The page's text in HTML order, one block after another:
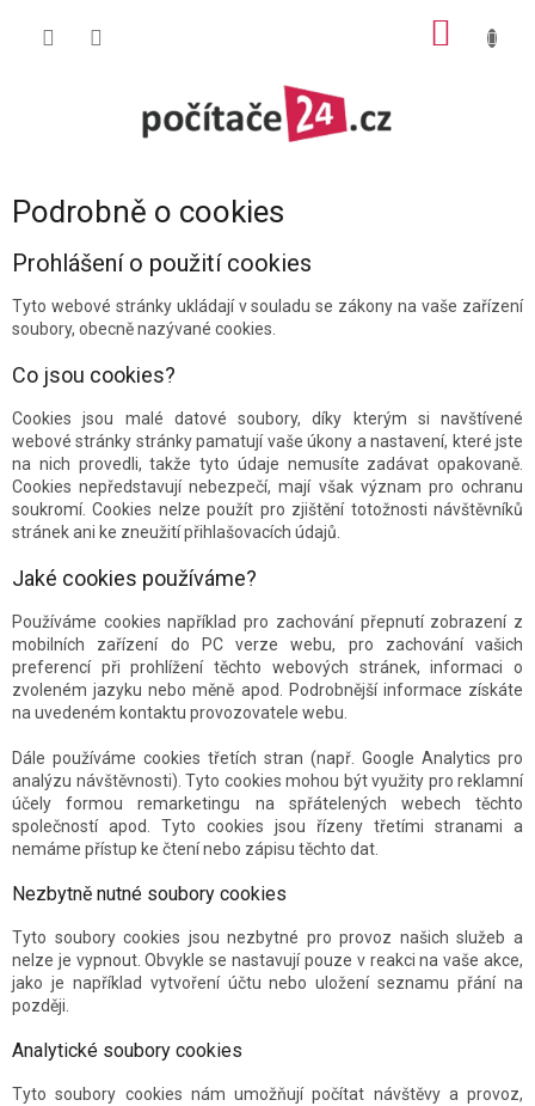
Podrobně o cookies
Prohlášení o použití cookies
Tyto webové stránky ukládají v souladu se zákony na vaše zařízení
soubory, obecně nazývané cookies.
Co jsou cookies?
Cookies jsou malé datové soubory, díky kterým si navštívené
webové stránky stránky pamatují vaše úkony a nastavení, které jste
na nich provedli, takže tyto údaje nemusíte zadávat opakovaně.
Cookies nepředstavují nebezpečí, mají však význam pro ochranu
soukromí. Cookies nelze použít pro zjištění totožnosti návštěvníků
stránek ani ke zneužití přihlašovacích údajů.
Jaké cookies používáme?
Používáme cookies například pro zachování přepnutí zobrazení z
mobilních zařízení do PC verze webu, pro zachování vašich
preferencí při prohlížení těchto webových stránek, informaci o
zvoleném jazyku nebo měně apod. Podrobnější informace získáte
na uvedeném kontaktu provozovatele webu.
Dále používáme cookies třetích stran (např. Google Analytics pro
analýzu návštěvnosti). Tyto cookies mohou být využity pro reklamní
účely formou remarketingu na spřátelených webech těchto
společností apod. Tyto cookies jsou řízeny třetími stranami a
nemáme přístup ke čtení nebo zápisu těchto dat.
Nezbytně nutné soubory cookies
Tyto soubory cookies jsou nezbytné pro provoz našich služeb a
nelze je vypnout. Obvykle se nastavují pouze v reakci na vaše akce,
jako je například vytvoření účtu nebo uložení seznamu přání na
později.
Analytické soubory cookies
Tyto soubory cookies nám umožňují počítat návštěvy a provoz,